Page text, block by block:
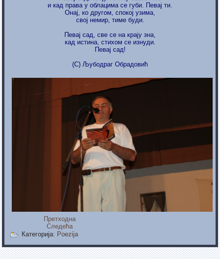
и кад права у облацима се губи. Певај ти.
Онај, ко другом, спокој узима,
свој немир, тиме буди.
Певај сад, све се на крају зна,
кад истина, стихом се изнуди.
Певај сад!
(C) Љубодраг Обрадовић
Претходна
Следећа
Категорија: Poezija